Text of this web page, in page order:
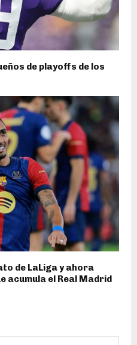
de playoffs de los
de LaLiga y ahora
acumula el Real Madrid